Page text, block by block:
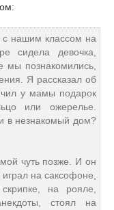
нашим классом на
сидела девочка,
мы познакомились,
Я рассказал об
у мамы подарок
или ожерелье.
в незнакомый дом?
чуть позже. И он
на саксофоне,
на рояле,
стоял на